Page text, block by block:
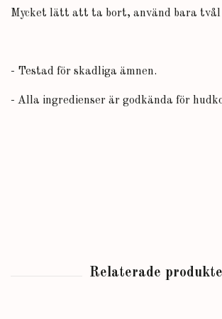
Mycket lätt att ta bort, använd bara tvål
- Testad för skadliga ämnen.
- Alla ingredienser är godkända för